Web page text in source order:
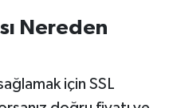
Nereden
için SSL